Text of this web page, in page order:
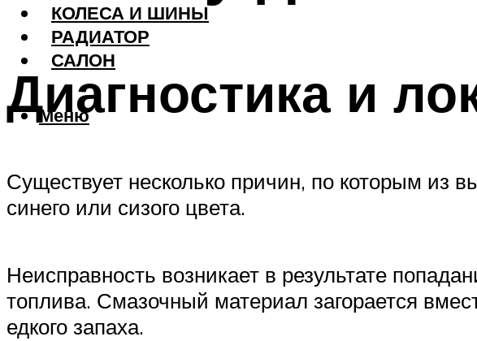
КОЛЕСА И ШИНЫ
РАДИАТОР
САЛОН
Меню
Диагностика и
Существует несколько причин, по которым из
синего или сизого цвета.
Неисправность возникает в результате
топлива. Смазочный материал загорается
едкого запаха.